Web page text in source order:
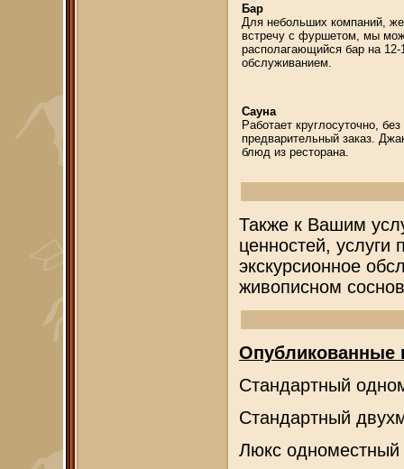
Бар
Для небольших компаний,
встречу с фуршетом, мы
располагающийся бар на
обслуживанием.
Сауна
Работает круглосуточно,
предварительный заказ.
блюд из ресторана.
Также к Вашим
ценностей,
экскурсионное
живописном
Опубликованные
Стандартный
Стандартный
Люкс